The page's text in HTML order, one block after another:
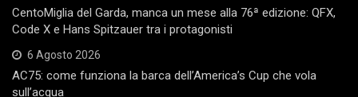
CentoMiglia del Garda, manca un mese alla 76ª edizione: QFX,
Code X e Hans Spitzauer tra i protagonisti
6 Agosto 2026
AC75: come funziona la barca dell’America’s Cup che vola
sull’acqua